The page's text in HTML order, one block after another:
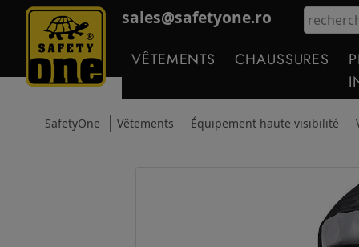
sales@safetyone.ro
VÊTEMENTS CHAUSSURES
SafetyOne Vêtements Équipement haute visibilité